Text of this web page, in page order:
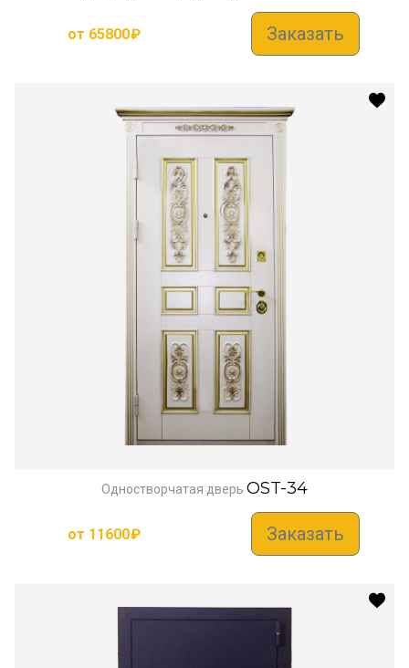
от 65800₽ Заказать
Одностворчатая дверь OST-34
от 11600₽ Заказать